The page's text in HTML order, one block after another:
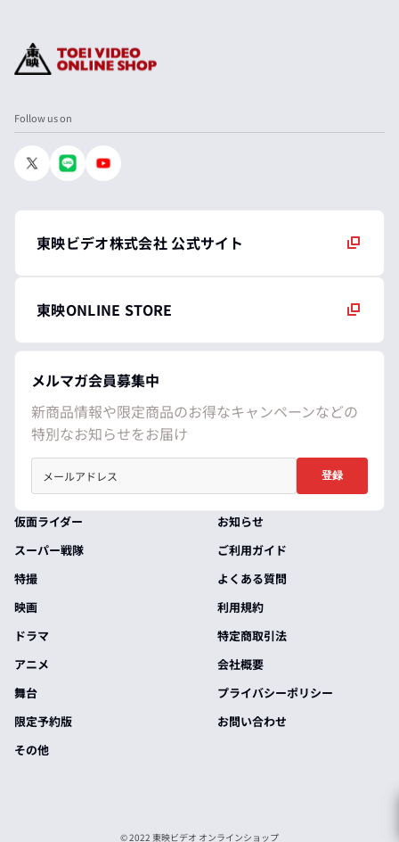
Follow us on
東映ビデオ株式会社 公式サイト
東映ONLINE STORE
メルマガ会員募集中
新商品情報や限定商品のお得なキャンペーンなどの
特別なお知らせをお届け
登録
仮面ライダー
スーパー戦隊
特撮
映画
ドラマ
アニメ
舞台
限定予約版
その他
お知らせ
ご利用ガイド
よくある質問
利用規約
特定商取引法
会社概要
プライバシーポリシー
お問い合わせ
© 2022 東映ビデオ オンラインショップ